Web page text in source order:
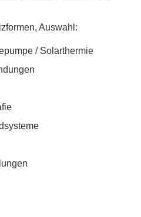
Auswahl:
/ Solarthermie